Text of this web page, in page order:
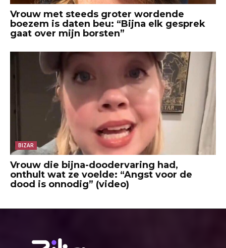
Vrouw met steeds groter wordende
boezem is daten beu: “Bijna elk gesprek
gaat over mijn borsten”
BIZAR
Vrouw die bijna-doodervaring had,
onthult wat ze voelde: “Angst voor de
dood is onnodig” (video)